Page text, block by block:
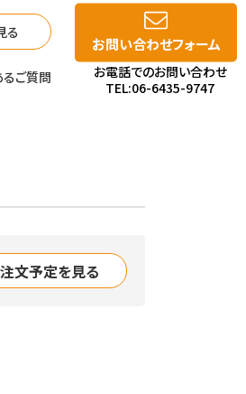
る
るご質問
お問い合わせフォーム
お電話でのお問い合わせ
TEL:06-6435-9747
注文予定を見る